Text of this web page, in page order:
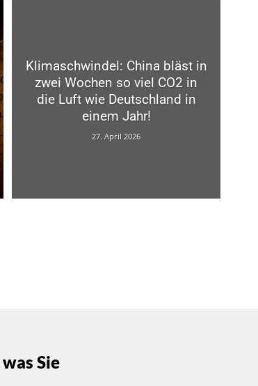
Klimaschwindel: China bläst in
zwei Wochen so viel CO2 in
die Luft wie Deutschland in
einem Jahr!
27. April 2026
Sie